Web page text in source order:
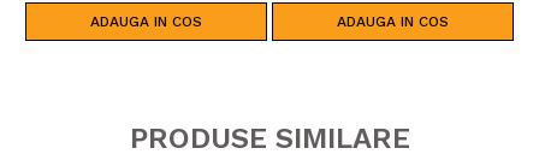
ADAUGA IN COS ADAUGA IN COS
PRODUSE SIMILARE